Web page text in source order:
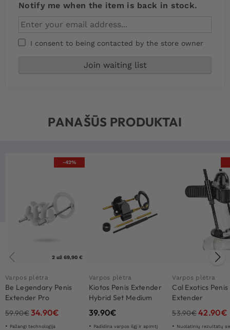
Notify me when the item is back in stock.
I consent to being contacted by the store owner
PANAŠŪS PRODUKTAI
-42%
2 už 69,90 €
Varpos plėtra
Be Legendary Penis
Extender Pro
59.90€34.90€
Pažangi technologija
Varpos plėtra
Kiotos Penis Extender
Hybrid Set Medium
39.90€
Padidina varpos ilgį ir apimtį
Varpos plėtra
Cal Exotics Penis
Extender
53.90€42.90€
Nuolatinių rezultatų